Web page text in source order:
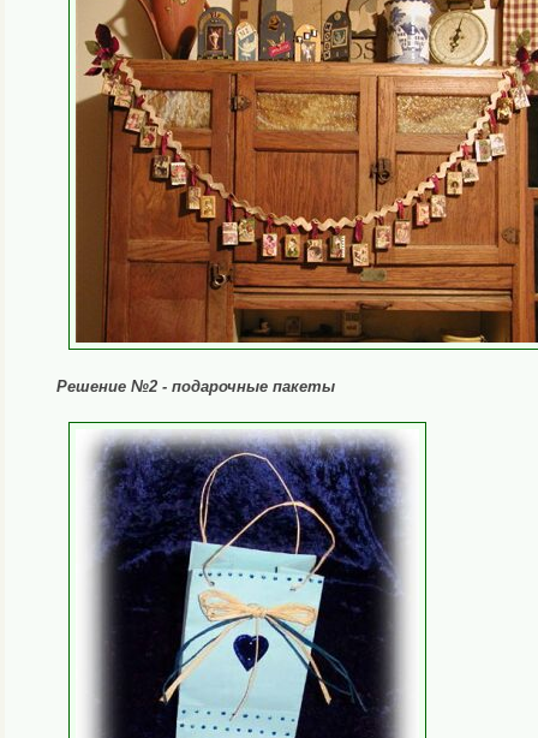
Решение №2 - подарочные пакеты